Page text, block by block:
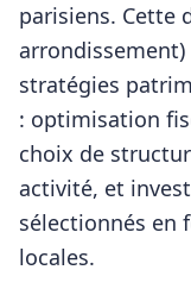
parisiens. Cette
stratégies
: optimisation
choix de
activité, et
sélectionnés en
locales.